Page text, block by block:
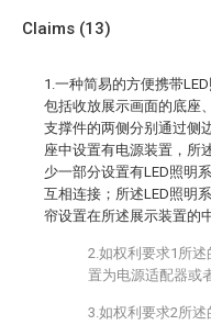
Claims (13)
1.一种简易的方便携带
包括收放展示画面的底座
支撑件的两侧分别通过侧
座中设置有电源装置，所
少一部分设置有LED照明
互相连接；所述LED照明
帘设置在所述展示装置的
2.如权利要求1所
置为电源适配器或
3.如权利要求2所